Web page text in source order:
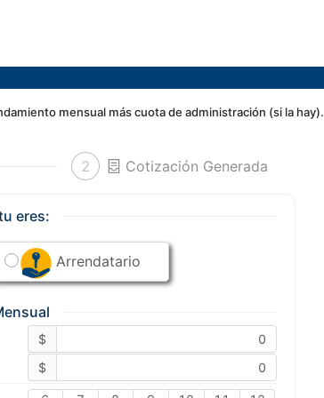
mensual más cuota de administración (si la hay).
2 Cotización Generada
eres:
Arrendatario
$
$